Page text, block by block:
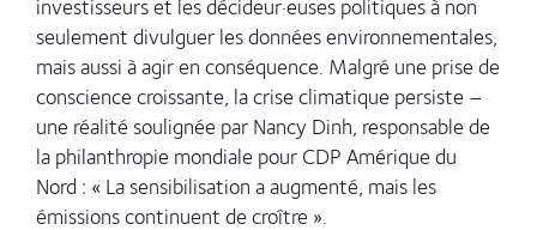
investisseurs et les décideur·euses politiques à non
seulement divulguer les données environnementales,
mais aussi à agir en conséquence. Malgré une prise de
conscience croissante, la crise climatique persiste –
une réalité soulignée par Nancy Dinh, responsable de
la philanthropie mondiale pour CDP Amérique du
Nord : « La sensibilisation a augmenté, mais les
émissions continuent de croître ».